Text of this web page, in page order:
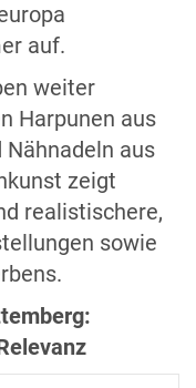
auf.
weiter
Harpunen aus
Nähnadeln aus
zeigt
realistischere,
sowie